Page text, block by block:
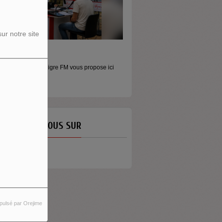
notre site
par Orejime
LES MURS
baladeurs Aligre FM vous propose ici
NOUS SUR